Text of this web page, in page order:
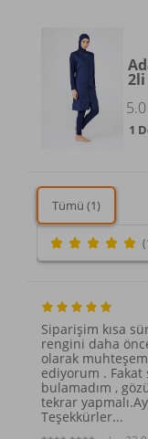
5.0
1
Tümü (1)
Siparişim kısa
rengini daha
olarak
ediyorum .
bulamadım ,
tekrar
Teşekkürler...